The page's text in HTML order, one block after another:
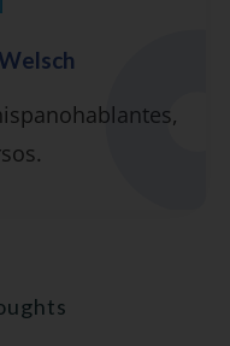
lecciones
de la guía
inglés (y